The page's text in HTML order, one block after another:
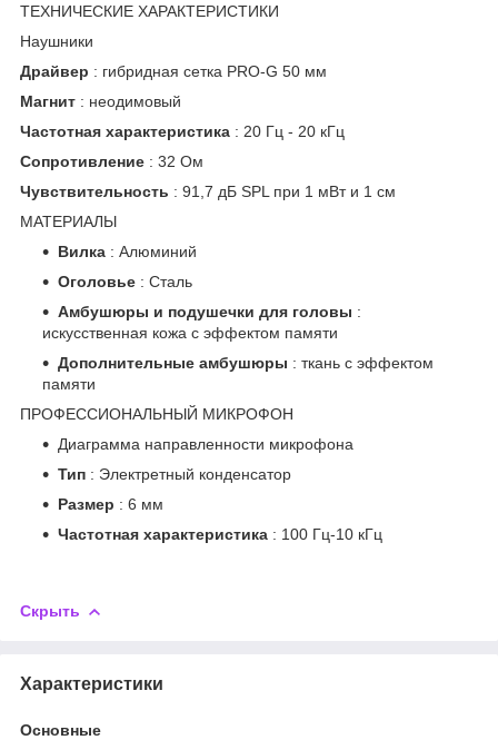
ТЕХНИЧЕСКИЕ ХАРАКТЕРИСТИКИ
Наушники
Драйвер : гибридная сетка PRO-G 50 мм
Магнит : неодимовый
Частотная характеристика : 20 Гц - 20 кГц
Сопротивление : 32 Ом
Чувствительность : 91,7 дБ SPL при 1 мВт и 1 см
МАТЕРИАЛЫ
Вилка : Алюминий
Оголовье : Сталь
Амбушюры и подушечки для головы :
искусственная кожа с эффектом памяти
Дополнительные амбушюры : ткань с эффектом
памяти
ПРОФЕССИОНАЛЬНЫЙ МИКРОФОН
Диаграмма направленности микрофона
Тип : Электретный конденсатор
Размер : 6 мм
Частотная характеристика : 100 Гц-10 кГц
Скрыть
Характеристики
Основные